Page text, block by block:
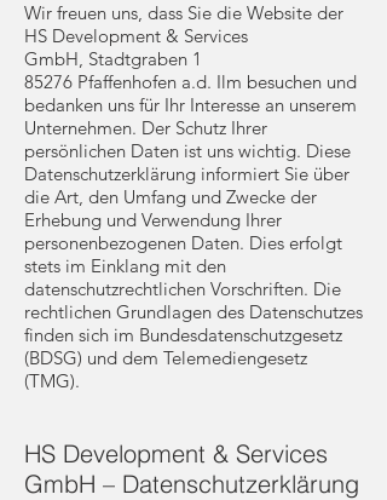
Wir freuen uns, dass Sie die Website der
HS Development & Services
GmbH, Stadtgraben 1
85276 Pfaffenhofen a.d. Ilm besuchen und
bedanken uns für Ihr Interesse an unserem
Unternehmen. Der Schutz Ihrer
persönlichen Daten ist uns wichtig. Diese
Datenschutzerklärung informiert Sie über
die Art, den Umfang und Zwecke der
Erhebung und Verwendung Ihrer
personenbezogenen Daten. Dies erfolgt
stets im Einklang mit den
datenschutzrechtlichen Vorschriften. Die
rechtlichen Grundlagen des Datenschutzes
finden sich im Bundesdatenschutzgesetz
(BDSG) und dem Telemediengesetz
(TMG).
HS Development & Services
GmbH – Datenschutzerklärung